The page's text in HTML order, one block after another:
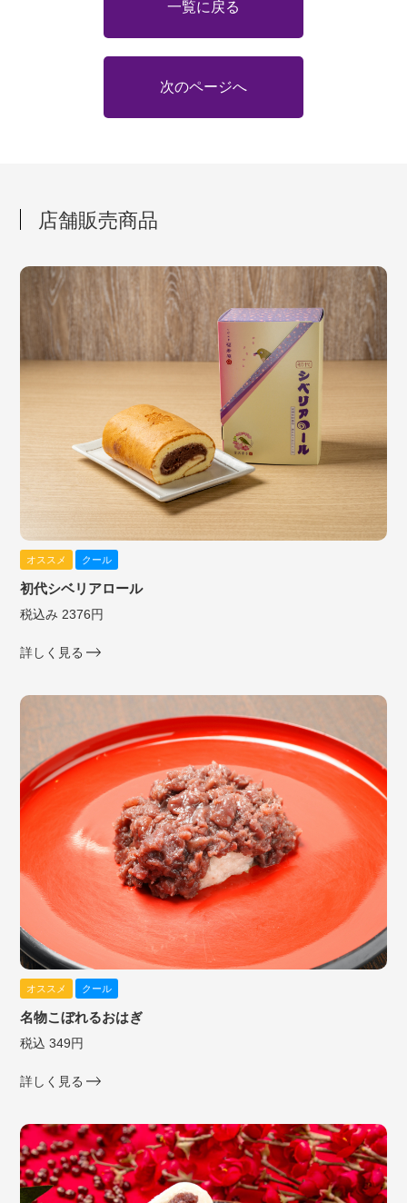
一覧に戻る
次のページへ
店舗販売商品
オススメ クール
初代シベリアロール
税込み 2376円
詳しく見る
オススメ クール
名物こぼれるおはぎ
税込 349円
詳しく見る